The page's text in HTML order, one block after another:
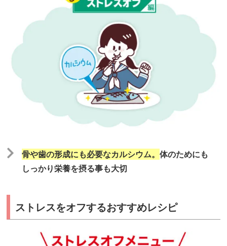
骨や歯の形成にも必要なカルシウム。体のためにも
しっかり栄養を摂る事も大切
ストレスをオフするおすすめレシピ